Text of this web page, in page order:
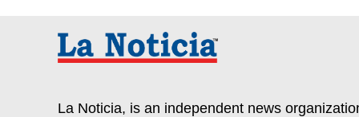
La Noticia, is an independent news